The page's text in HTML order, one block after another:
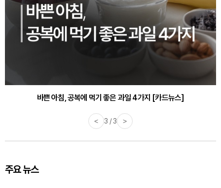
바쁜 아침, 공복에 먹기 좋은 과일 4가지 [카드뉴스]
< 1 / 3 >
주요 뉴스